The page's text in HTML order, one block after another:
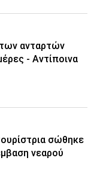
ανταρτών
- Αντίποινα
σώθηκε
νεαρού